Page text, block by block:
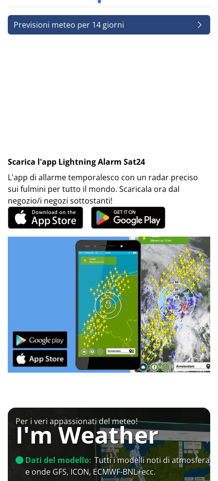
Previsioni meteo per 14 giorni
Scarica l'app Lightning Alarm Sat24
L'app di allarme temporalesco con un radar preciso
sui fulmini per tutto il mondo. Scaricala ora dal
negozio/i negozi sottostanti!
Per i veri appassionati del meteo!
I'm Weather
Dati del modello: Tutti i modelli noti di atmosfera
e onde GFS, ICON, ECMWF-BNL+ecc.